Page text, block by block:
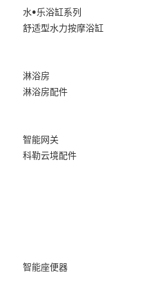
水•乐浴缸系列
舒适型水力按摩浴缸
淋浴房
淋浴房配件
智能网关
科勒云境配件
智能座便器